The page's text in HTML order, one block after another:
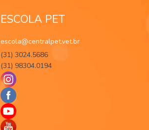
ESCOLA PET
escola@centralpet.vet.br
(31) 3024.5686
(31) 98304.0194